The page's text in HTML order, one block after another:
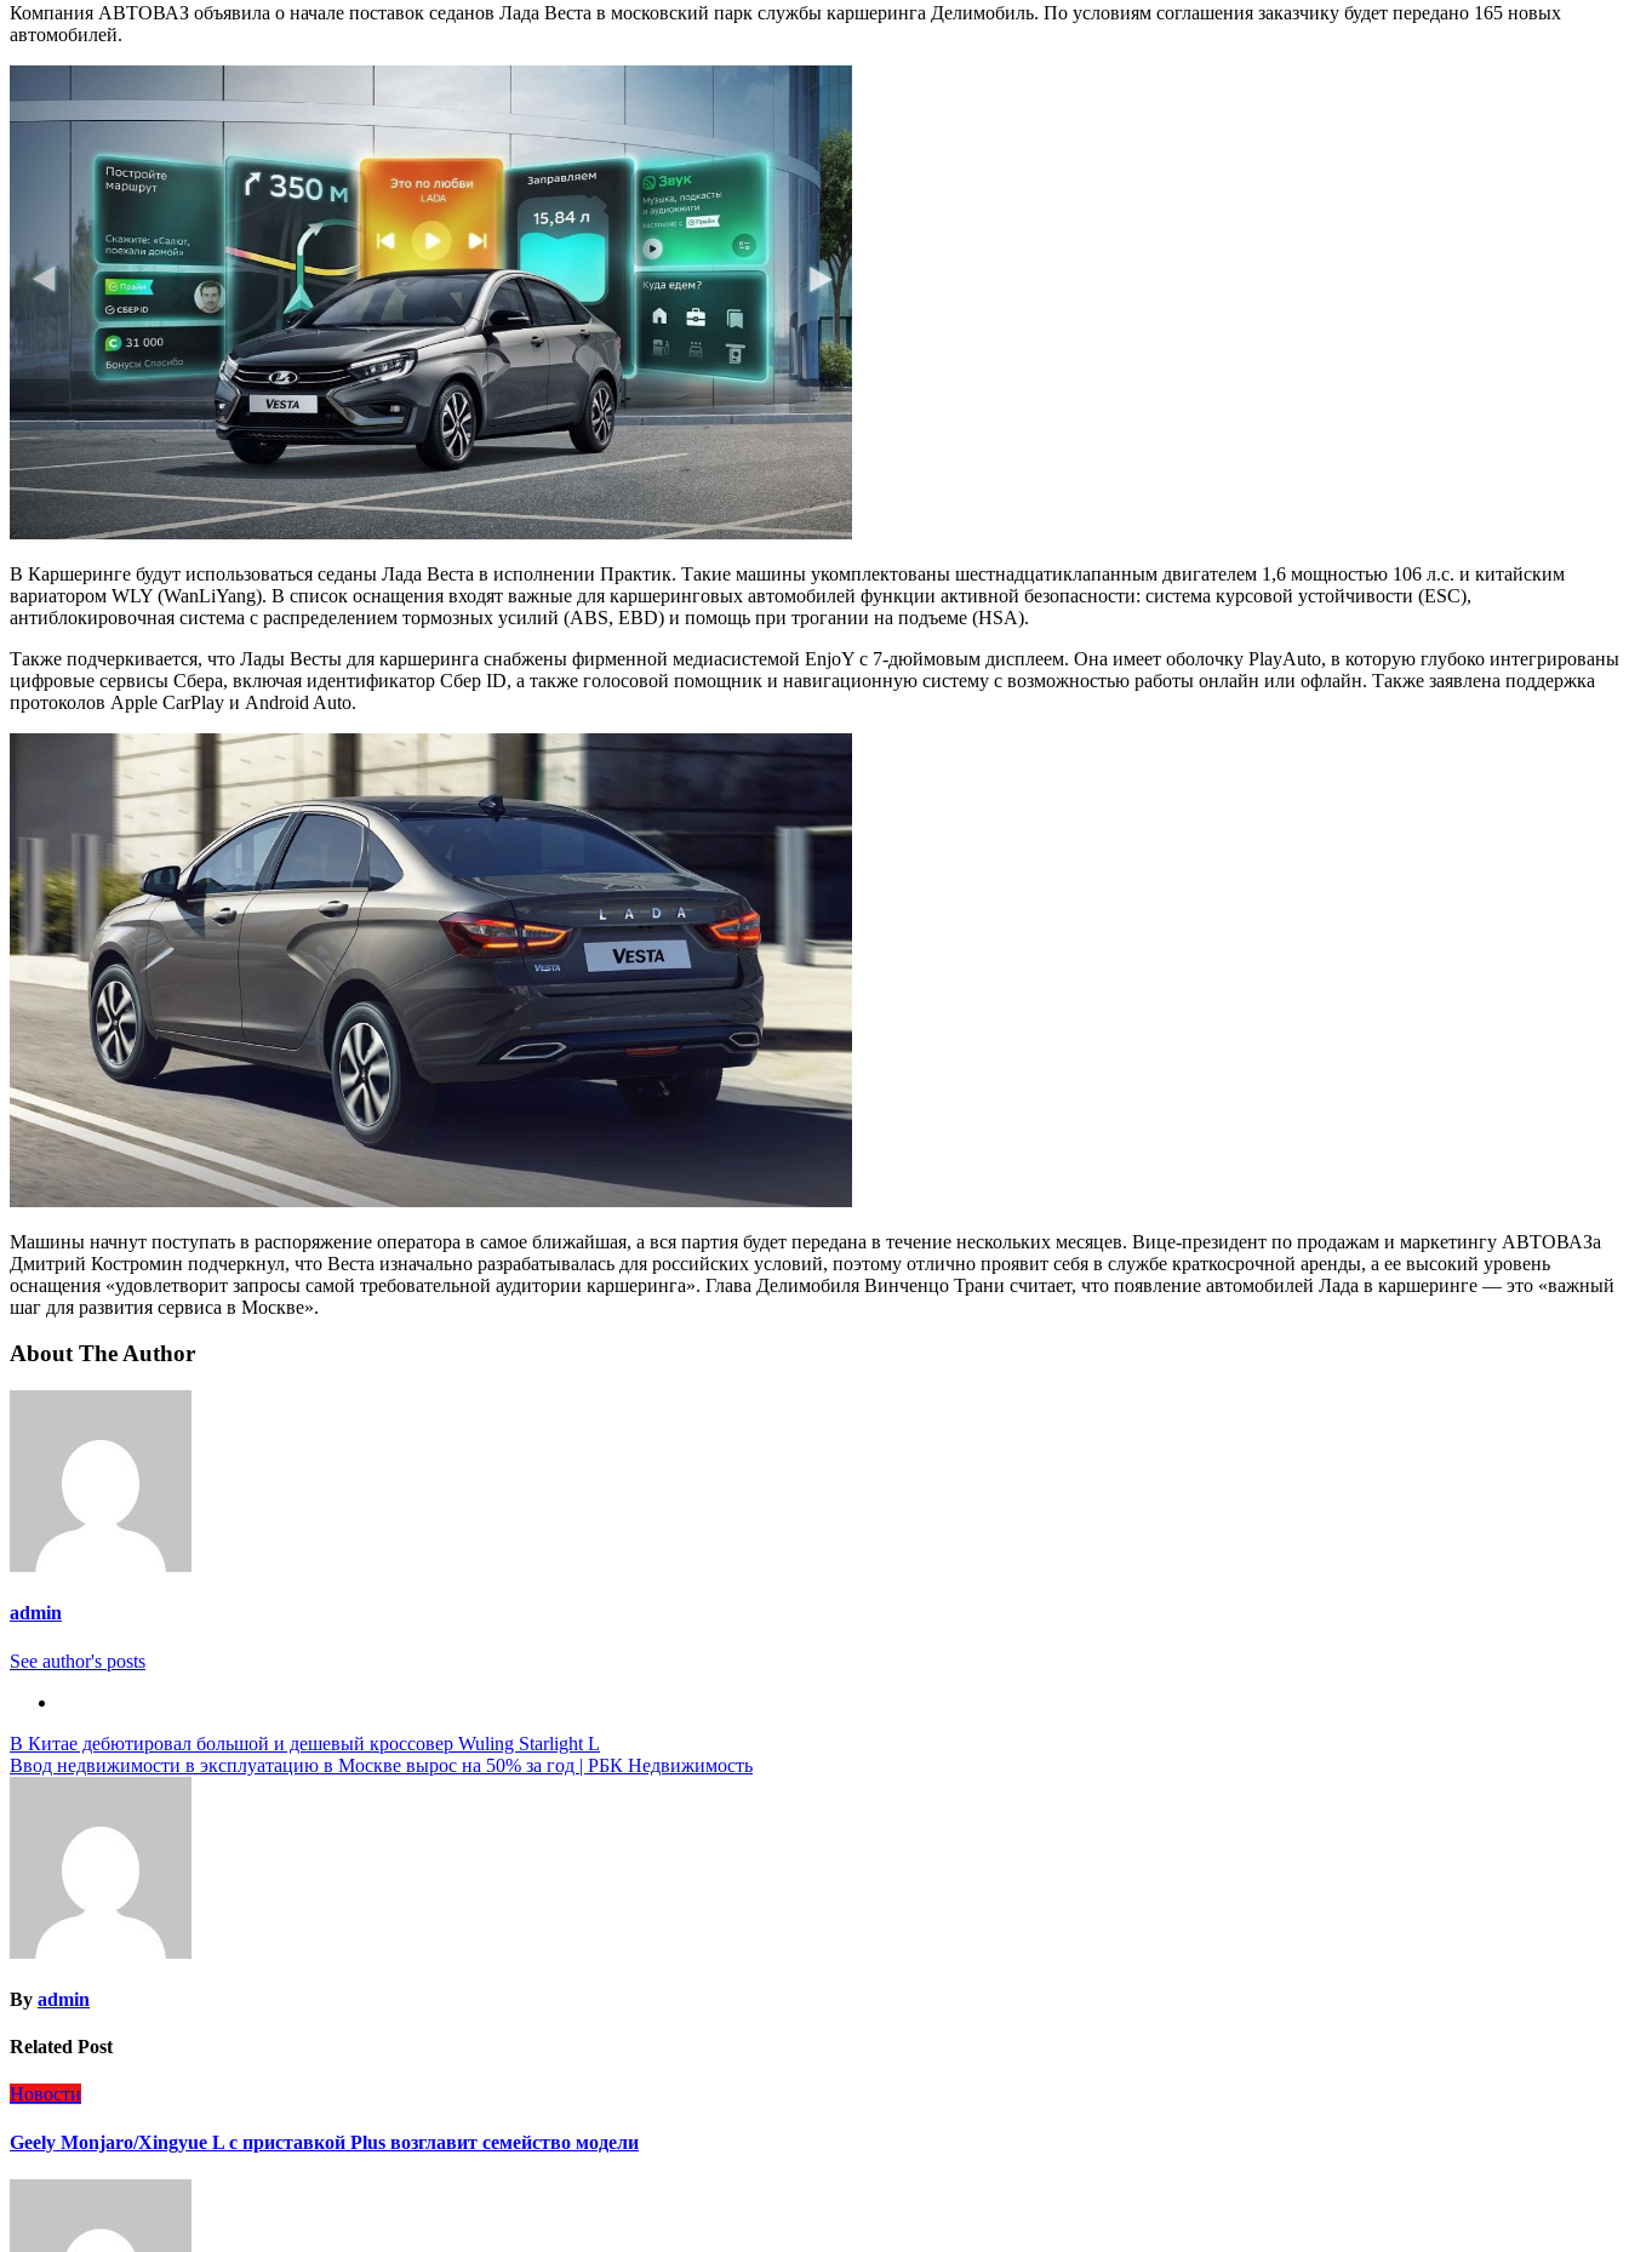
Компания АВТОВАЗ объявила о начале поставок седанов Лада Веста в московский парк службы каршеринга Делимобиль. По условиям соглашения заказчику будет передано 165 новых
автомобилей.
В Каршеринге будут использоваться седаны Лада Веста в исполнении Практик. Такие машины укомплектованы шестнадцатиклапанным двигателем 1,6 мощностью 106 л.с. и китайским
вариатором WLY (WanLiYang). В список оснащения входят важные для каршеринговых автомобилей функции активной безопасности: система курсовой устойчивости (ESC),
антиблокировочная система с распределением тормозных усилий (ABS, EBD) и помощь при трогании на подъеме (HSA).
Также подчеркивается, что Лады Весты для каршеринга снабжены фирменной медиасистемой EnjoY с 7-дюймовым дисплеем. Она имеет оболочку PlayAuto, в которую глубоко интегрированы
цифровые сервисы Сбера, включая идентификатор Сбер ID, а также голосовой помощник и навигационную систему с возможностью работы онлайн или офлайн. Также заявлена поддержка
протоколов Apple CarPlay и Android Auto.
Машины начнут поступать в распоряжение оператора в самое ближайшая, а вся партия будет передана в течение нескольких месяцев. Вице-президент по продажам и маркетингу АВТОВАЗа
Дмитрий Костромин подчеркнул, что Веста изначально разрабатывалась для российских условий, поэтому отлично проявит себя в службе краткосрочной аренды, а ее высокий уровень
оснащения «удовлетворит запросы самой требовательной аудитории каршеринга». Глава Делимобиля Винченцо Трани считает, что появление автомобилей Лада в каршеринге — это «важный
шаг для развития сервиса в Москве».
About The Author
admin
See author's posts
Навигация
по
В Китае дебютировал большой и дешевый кроссовер Wuling Starlight L
Ввод недвижимости в эксплуатацию в Москве вырос на 50% за год | РБК Недвижимость
By admin
Related Post
Новости
Geely Monjaro/Xingyue L с приставкой Plus возглавит семейство модели